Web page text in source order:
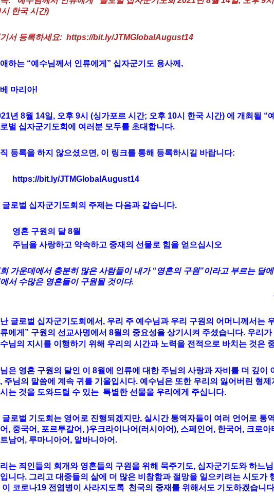
한국 시간)
서 등록하세요: https://bit.ly/JTMGlobalAugust14
하는 “예수님께서 인류에게” 십자군기도 용사께,
마리아!
년 8월 14일, 오후 9시 (싱가포르 시간; 오후 10시 한국 시간) 에 개최될 “
벌 십자군기도회에 여러분 모두를 초대합니다.
등록을 하지 않으셨으면, 이 링크를 통해 등록하시길 바랍니다:
https://bit.ly/JTMGlobalAugust14
글로벌 십자군기도회의 주제는 다음과 같습니다.
영혼 구원의 달 8월
주님을 사랑하고 약속하고 중재의 선물로 힘을 얻으십시오
가운데에서 충분히 많은 사람들이 내가 “영혼의 구원”이라고 부르는 달
서 수많은 영혼들이 구원될 것이다.
예수
글로벌 십자군기도회에서, 우리 주 예수님과 우리 구원의 어머니께서는
에게” 구원의 선교사명에서 8월의 중요성을 상기시켜 주셨습니다. 우리
님의 지시를 이행하기 위해 우리의 시간과 노력을 전적으로 바치는 것은
은 영혼 구원의 달인 이 8월에 인류에 대한 주님의 사랑과 자비를 더 깊이
주님의 말씀에 계속 귀를 기울입시다. 예수님은 또한 우리의 잃어버린 형제
는 것을 도와드릴 수 있는 특별한 선물을 우리에게 주십니다.
글로벌 기도회는 영어로 진행되겠지만, 실시간 통역자들이 여러 언어로 통
, 중국어, 포르투갈어, )우크라이나어(러시아어), 스페인어, 한국어, 크로
남어, 루마니아어, 알바니아어.
는 죄인들의 회개와 영혼들의 구원을 위해 묵주기도, 십자군기도와 하느
니다. 그리고 대중들의 삶에 더 많은 비참함과 절망을 일으키려는 시도가
이 코로나19 전염병이 사라지도록 천국의 중재를 위해서도 기도하겠습니